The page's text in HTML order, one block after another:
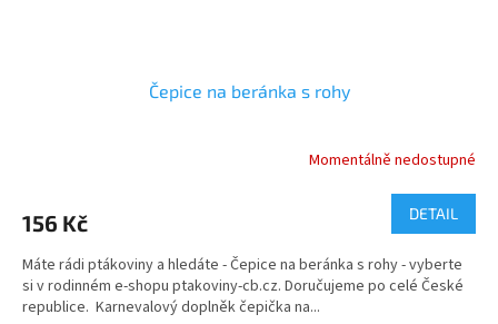
Čepice na beránka s rohy
je
z
5
hvězdiček.
Momentálně nedostupné
156 Kč DETAIL
Máte rádi ptákoviny a hledáte - Čepice na beránka s rohy - vyberte
si v rodinném e-shopu ptakoviny-cb.cz. Doručujeme po celé České
republice. Karnevalový doplněk čepička na...